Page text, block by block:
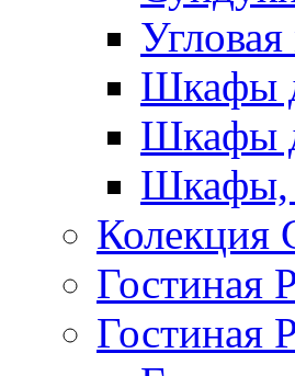
Шкафы
Шкафы
Шкафы,
Колекция
Гостиная
Гостиная